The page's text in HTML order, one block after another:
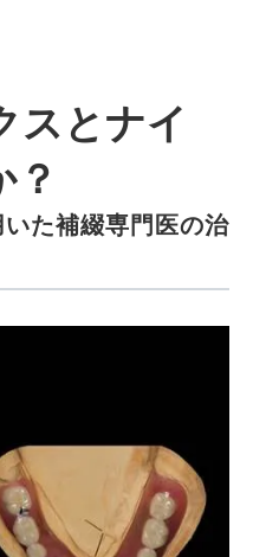
た補綴専門医の治
スとナイ